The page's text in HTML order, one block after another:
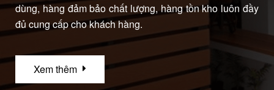
dùng, hàng đảm bảo chất lượng, hàng tồn kho luôn đầy
đủ cung cấp cho khách hàng.
Xem thêm